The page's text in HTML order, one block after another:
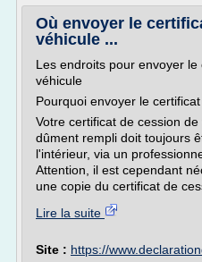
Où envoyer le
véhicule ...
Les endroits pour envoyer
véhicule
Pourquoi envoyer le
Votre certificat de cession
dûment rempli doit toujours
l'intérieur, via un
Attention, il est cependant
une copie du certificat de
Lire la suite
Site : https://